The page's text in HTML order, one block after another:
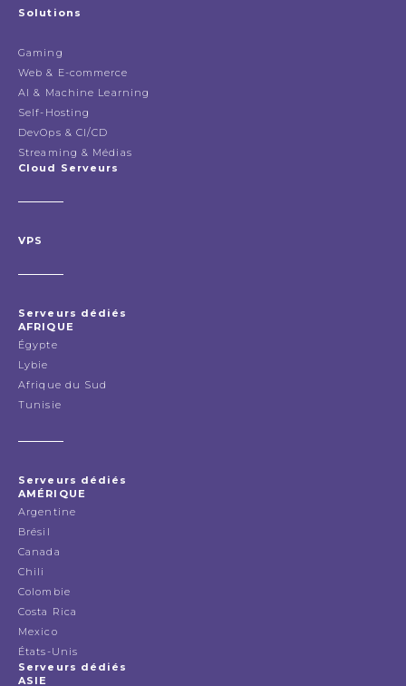
Solutions
Gaming
Web & E-commerce
AI & Machine Learning
Self-Hosting
DevOps & CI/CD
Streaming & Médias
Cloud Serveurs
VPS
Serveurs dédiés
AFRIQUE
Égypte
Lybie
Afrique du Sud
Tunisie
Serveurs dédiés
AMÉRIQUE
Argentine
Brésil
Canada
Chili
Colombie
Costa Rica
Mexico
États-Unis
Serveurs dédiés
ASIE